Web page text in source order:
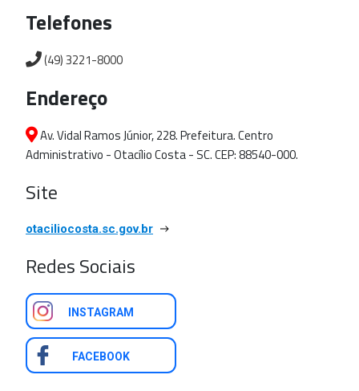
Telefones
(49) 3221-8000
Endereço
Av. Vidal Ramos Júnior, 228. Prefeitura. Centro
Administrativo - Otacílio Costa - SC. CEP: 88540-000.
Site
otaciliocosta.sc.gov.br
Redes Sociais
INSTAGRAM
FACEBOOK